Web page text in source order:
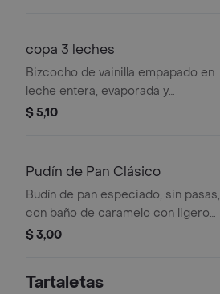
copa 3 leches
Bizcocho de vainilla empapado en
leche entera, evaporada y
condensada. Decorado
$ 5,10
Pudín de Pan Clásico
Budín de pan especiado, sin pasas,
con baño de caramelo con ligero
toque de whisky.
$ 3,00
Tartaletas